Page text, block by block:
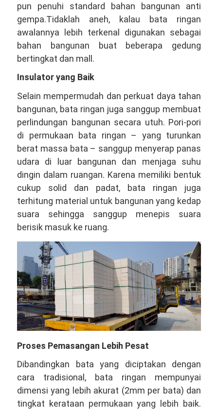
pun penuhi standard bahan bangunan anti
gempa.Tidaklah aneh, kalau bata ringan
awalannya lebih terkenal digunakan sebagai
bahan bangunan buat beberapa gedung
bertingkat dan mall.
Insulator yang Baik
Selain mempermudah dan perkuat daya tahan
bangunan, bata ringan juga sanggup membuat
perlindungan bangunan secara utuh. Pori-pori
di permukaan bata ringan – yang turunkan
berat massa bata – sanggup menyerap panas
udara di luar bangunan dan menjaga suhu
dingin dalam ruangan. Karena memiliki bentuk
cukup solid dan padat, bata ringan juga
terhitung material untuk bangunan yang kedap
suara sehingga sanggup menepis suara
berisik masuk ke ruang.
Proses Pemasangan Lebih Pesat
Dibandingkan bata yang diciptakan dengan
cara tradisional, bata ringan mempunyai
dimensi yang lebih akurat (2mm per bata) dan
tingkat kerataan permukaan yang lebih baik.